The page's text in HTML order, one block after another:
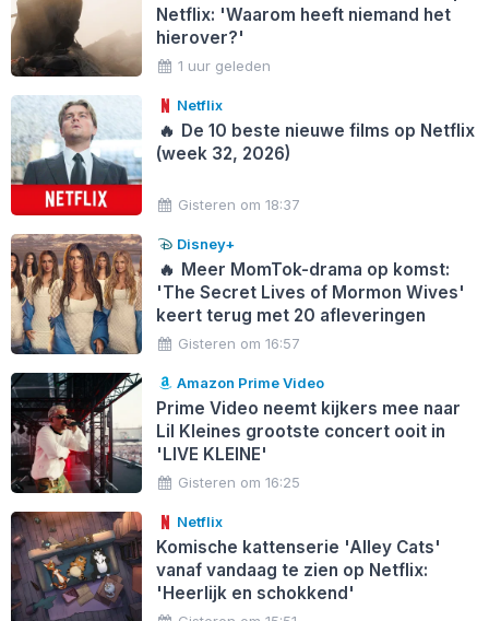
Netflix: 'Waarom heeft niemand het
hierover?'
1 uur geleden
Netflix
🔥 De 10 beste nieuwe films op Netflix
(week 32, 2026)
Gisteren om 18:37
Disney+
🔥 Meer MomTok-drama op komst:
'The Secret Lives of Mormon Wives'
keert terug met 20 afleveringen
Gisteren om 16:57
Amazon Prime Video
Prime Video neemt kijkers mee naar
Lil Kleines grootste concert ooit in
'LIVE KLEINE'
Gisteren om 16:25
Netflix
Komische kattenserie 'Alley Cats'
vanaf vandaag te zien op Netflix:
'Heerlijk en schokkend'